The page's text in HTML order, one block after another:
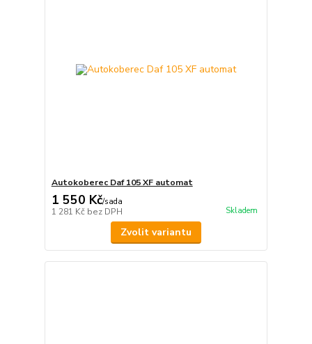
Autokoberec Daf 105 XF automat
1 550 Kč/sada
1 281 Kč bez DPH Skladem
Zvolit variantu